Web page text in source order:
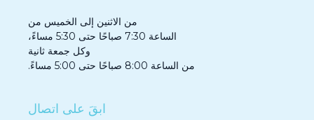
من الاثنين إلى الخميس من
الساعة 7:30 صباحًا حتى 5:30 مساءً،
وكل جمعة ثانية
من الساعة 8:00 صباحًا حتى 5:00 مساءً.
ابقَ على اتصال